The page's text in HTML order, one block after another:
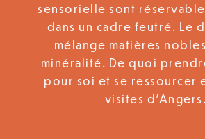
sensorielle sont
dans un cadre feutré. Le
mélange matières
minéralité. De quoi
pour soi et se ressourcer
visites d’Angers.